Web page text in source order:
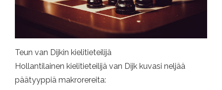
Teun van Dijkin kielitieteilijä
Hollantilainen kielitieteilijä van Dijk kuvasi neljää
päätyyppiä makrorereita: